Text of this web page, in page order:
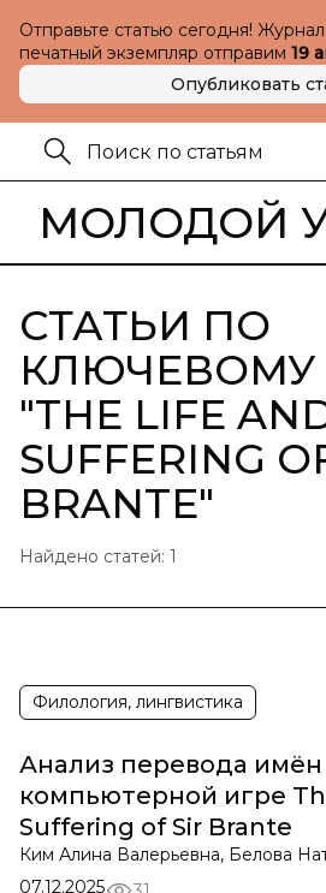
Отправьте статью сегодня!
печатный экземпляр отправим 19
Опубликовать
МОЛОДОЙ
СТАТЬИ ПО
КЛЮЧЕВОМУ
"THE LIFE
SUFFERING
BRANTE"
Найдено статей: 1
Филология, лингвистика
Анализ перевода имён
компьютерной игре
Suffering of Sir Brante
Ким Алина Валерьевна, Белова
07.12.2025